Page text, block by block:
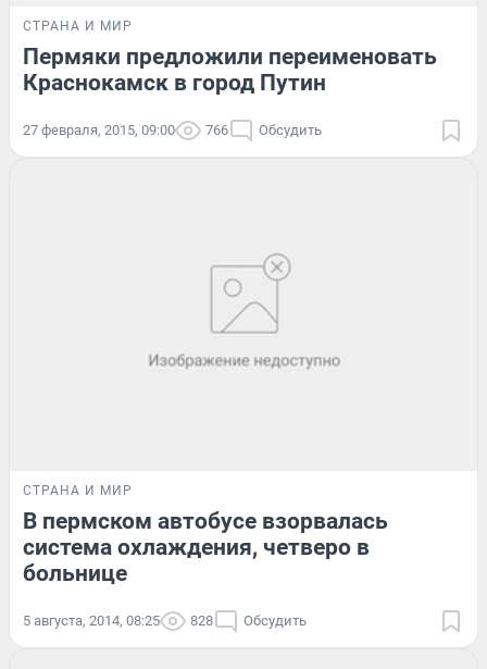
СТРАНА И МИР
Пермяки предложили переименовать
Краснокамск в город Путин
27 февраля, 2015, 09:00 766 Обсудить
СТРАНА И МИР
В пермском автобусе взорвалась
система охлаждения, четверо в
больнице
5 августа, 2014, 08:25 828 Обсудить